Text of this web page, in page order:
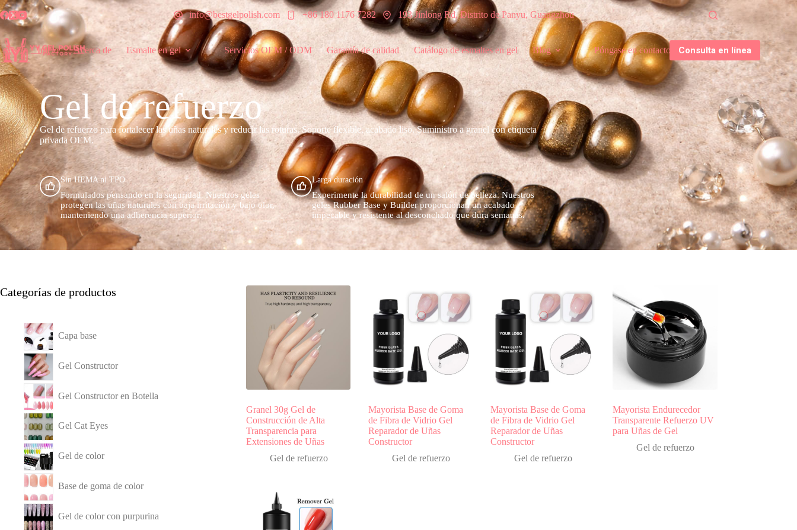
info@bestgelpolish.com +86 180 1176 7282 193 Jinlong Rd, Distrito de Panyu, Guangzhou
Inicio Acerca de Esmalte en gel Servicios OEM / ODM Garantía de calidad Catálogo de esmaltes en gel Blog Póngase en contacto con ES
Consulta en línea
Gel de refuerzo
Gel de refuerzo para fortalecer las uñas naturales y reducir las roturas. Soporte flexible, acabado liso. Suministro a granel con etiqueta
privada OEM.
Sin HEMA ni TPO
Formulados pensando en la seguridad. Nuestros geles
protegen las uñas naturales con baja irritación y bajo olor,
manteniendo una adherencia superior.
Larga duración
Experimente la durabilidad de un salón de belleza. Nuestros
geles Rubber Base y Builder proporcionan un acabado
impecable y resistente al desconchado que dura semanas.
Granel 30g Gel de
Construcción de Alta
Transparencia para
Extensiones de Uñas
Gel de refuerzo
Mayorista Base de Goma
de Fibra de Vidrio Gel
Reparador de Uñas
Constructor
Gel de refuerzo
Mayorista Base de Goma
de Fibra de Vidrio Gel
Reparador de Uñas
Constructor
Gel de refuerzo
Mayorista Endurecedor
Transparente Refuerzo UV
para Uñas de Gel
Gel de refuerzo
Categorías de productos
Capa base
Gel Constructor
Gel Constructor en Botella
Gel Cat Eyes
Gel de color
Base de goma de color
Gel de color con purpurina